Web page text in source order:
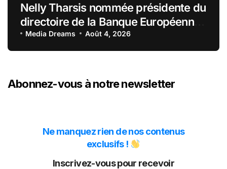
Nelly Tharsis nommée présidente du
directoire de la Banque Européenne
du Crédit Mutuel
Media Dreams Août 4, 2026
Abonnez-vous à notre newsletter
Ne manquez rien de nos contenus
exclusifs !
Inscrivez-vous pour recevoir